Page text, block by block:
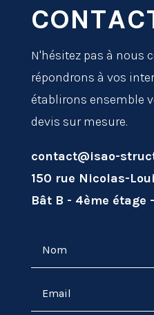
N'hésitez pas à nous
répondrons à vos
établirons ensemble
devis sur mesure.
contact@isao-
150 rue Nicolas-
Bât B - 4ème étage -